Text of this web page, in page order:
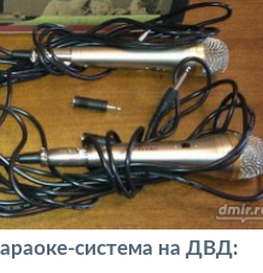
система на ДВД: